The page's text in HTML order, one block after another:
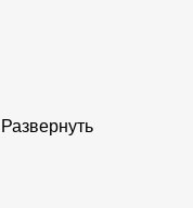
Развернуть